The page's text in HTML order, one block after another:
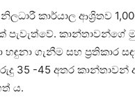
කාර්යාල ආශ්‍රිතව
පැවැත්වේ. කාන්තාවන්ගේ
හඳුනා ගැනීම සහ ප්‍රතිකාර
35 -45 අතර කාන්තාවන්
ය.